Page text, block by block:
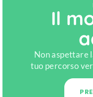
Il
Non aspettare
tuo percorso